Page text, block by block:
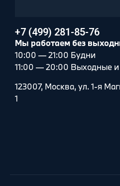
+7 (499) 281-85-76
Мы работаем без
10:00 — 21:00 Будни
11:00 — 20:00 Выходные
123007, Москва, ул. 1-я
1